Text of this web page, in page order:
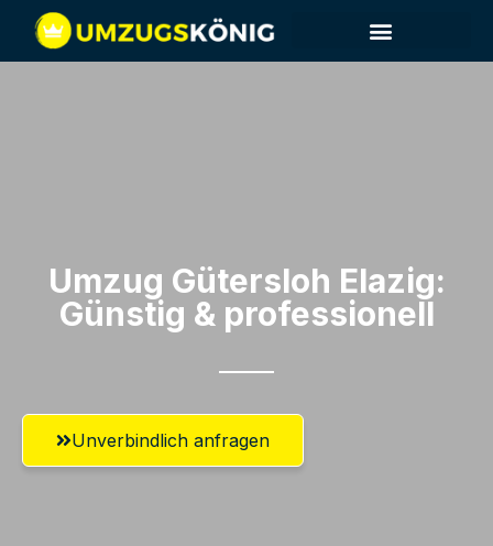
Umzug Gütersloh​ Elazig:
Günstig & professionell​
Unverbindlich anfragen